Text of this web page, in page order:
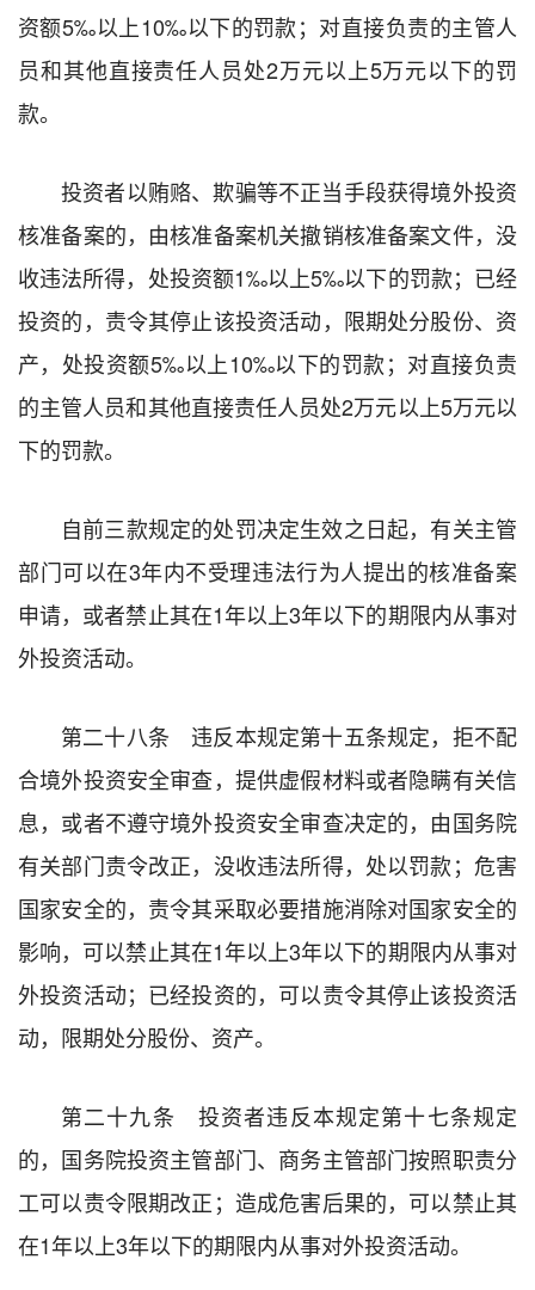
资额5‰以上10‰以下的罚款；对直接负责的主管人
员和其他直接责任人员处2万元以上5万元以下的罚
款。
投资者以贿赂、欺骗等不正当手段获得境外投资
核准备案的，由核准备案机关撤销核准备案文件，没
收违法所得，处投资额1‰以上5‰以下的罚款；已经
投资的，责令其停止该投资活动，限期处分股份、资
产，处投资额5‰以上10‰以下的罚款；对直接负责
的主管人员和其他直接责任人员处2万元以上5万元以
下的罚款。
自前三款规定的处罚决定生效之日起，有关主管
部门可以在3年内不受理违法行为人提出的核准备案
申请，或者禁止其在1年以上3年以下的期限内从事对
外投资活动。
第二十八条 违反本规定第十五条规定，拒不配
合境外投资安全审查，提供虚假材料或者隐瞒有关信
息，或者不遵守境外投资安全审查决定的，由国务院
有关部门责令改正，没收违法所得，处以罚款；危害
国家安全的，责令其采取必要措施消除对国家安全的
影响，可以禁止其在1年以上3年以下的期限内从事对
外投资活动；已经投资的，可以责令其停止该投资活
动，限期处分股份、资产。
第二十九条 投资者违反本规定第十七条规定
的，国务院投资主管部门、商务主管部门按照职责分
工可以责令限期改正；造成危害后果的，可以禁止其
在1年以上3年以下的期限内从事对外投资活动。